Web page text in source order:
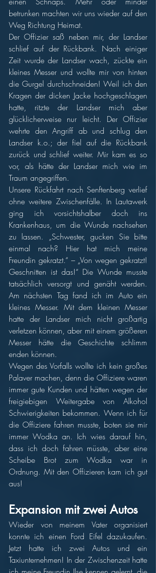
betrunken machten wir uns wieder auf den
Weg Richtung Heimat.
Der Offizier saß neben mir, der Landser
schlief auf der Rückbank. Nach einiger
Zeit wurde der Landser wach, zückte ein
kleines Messer und wollte mir von hinten
die Gurgel durchschneiden! Weil ich den
Kragen der dicken Jacke hochgeschlagen
hatte, ritzte der Landser mich aber
glücklicherweise nur leicht. Der Offizier
wehrte den Angriff ab und schlug den
Landser k.o.; der fiel auf die Rückbank
zurück und schlief weiter. Mir kam es so
vor, als hätte der Landser mich wie im
Traum angegriffen.
Unsere Rückfahrt nach Senftenberg verlief
ohne weitere Zwischenfälle. In Lautawerk
ging ich vorsichtshalber doch ins
Krankenhaus, um die Wunde nachsehen
zu lassen. „Schwester, gucken Sie bitte
einmal nach? Hier hat mich meine
Freundin gekratzt.“ – „Von wegen gekratzt!
Geschnitten ist das!“ Die Wunde musste
tatsächlich versorgt und genäht werden.
Am nächsten Tag fand ich im Auto ein
kleines Messer. Mit dem kleinen Messer
hatte der Landser mich nicht großartig
verletzen können, aber mit einem größeren
Messer hätte die Geschichte schlimm
enden können.
Wegen des Vorfalls wollte ich kein großes
Palaver machen, denn die Offiziere waren
immer gute Kunden und hätten wegen der
freigiebigen Weitergabe von Alkohol
Schwierigkeiten bekommen. Wenn ich für
die Offiziere fahren musste, boten sie mir
immer Wodka an. Ich wies darauf hin,
dass ich doch fahren müsste, aber eine
Scheibe Brot zum Wodka war in
Ordnung. Mit den Offizieren kam ich gut
aus!
Expansion mit zwei Autos
Wieder von meinem Vater organisiert
konnte ich einen Ford Eifel dazukaufen.
Jetzt hatte ich zwei Autos und ein
Taxiunternehmen! In der Zwischenzeit hatte